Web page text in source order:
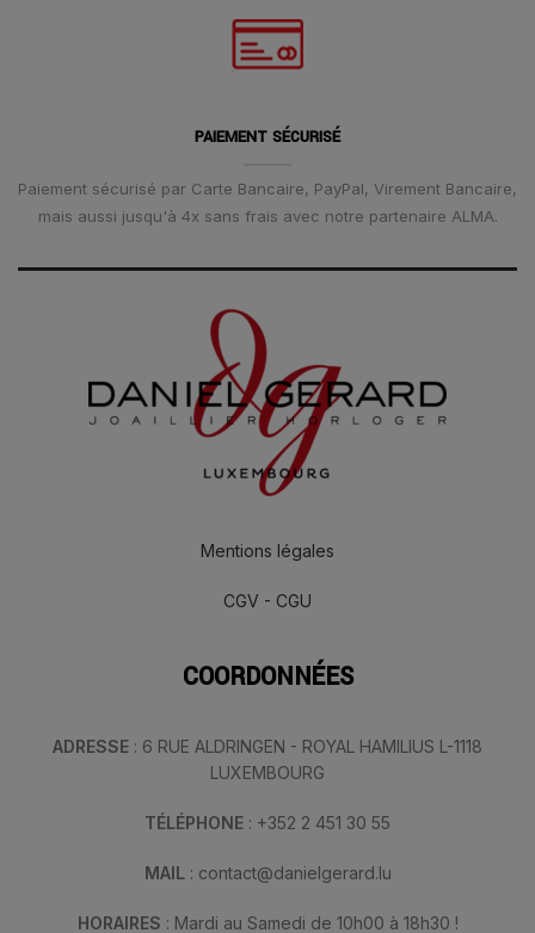
PAIEMENT SÉCURISÉ
Paiement sécurisé par Carte Bancaire, PayPal, Virement Bancaire,
mais aussi jusqu'à 4x sans frais avec notre partenaire ALMA.
Mentions légales
CGV - CGU
COORDONNÉES
ADRESSE : 6 RUE ALDRINGEN - ROYAL HAMILIUS L-1118
LUXEMBOURG
TÉLÉPHONE : +352 2 451 30 55
MAIL : contact@danielgerard.lu
HORAIRES : Mardi au Samedi de 10h00 à 18h30 !